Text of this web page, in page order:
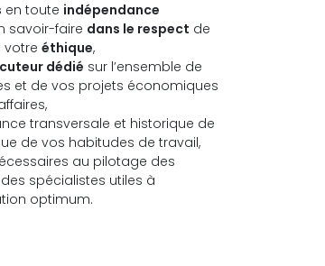
en toute indépendance
savoir-faire dans le respect de
votre éthique,
dédié sur l’ensemble de
et de vos projets économiques
transversale et historique de
de vos habitudes de travail,
au pilotage des
spécialistes utiles à
optimum.